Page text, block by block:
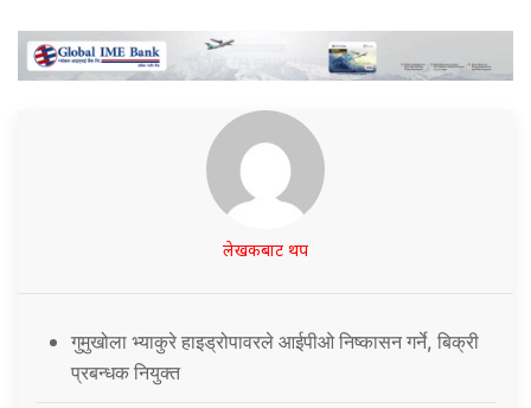
लेखकबाट थप
गुमुखोला भ्याकुरे हाइड्रोपावरले आईपीओ निष्कासन गर्ने, बिक्री
प्रबन्धक नियुक्त